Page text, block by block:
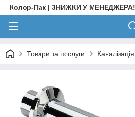
Колор-Пак | ЗНИЖКИ У МЕНЕДЖЕРА!
Товари та послуги Каналізація